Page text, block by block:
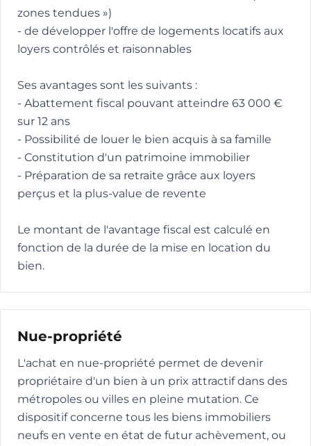
zones tendues »)
- de développer l'offre de logements locatifs aux
loyers contrôlés et raisonnables
Ses avantages sont les suivants :
- Abattement fiscal pouvant atteindre 63 000 €
sur 12 ans
- Possibilité de louer le bien acquis à sa famille
- Constitution d'un patrimoine immobilier
- Préparation de sa retraite grâce aux loyers
perçus et la plus-value de revente
Le montant de l'avantage fiscal est calculé en
fonction de la durée de la mise en location du
bien.
Nue-propriété
L'achat en nue-propriété permet de devenir
propriétaire d'un bien à un prix attractif dans des
métropoles ou villes en pleine mutation. Ce
dispositif concerne tous les biens immobiliers
neufs en vente en état de futur achèvement, ou